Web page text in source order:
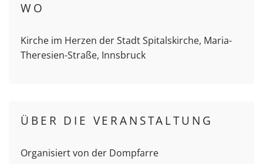
WO
Kirche im Herzen der Stadt Spitalskirche, Maria-
Theresien-Straße, Innsbruck
ÜBER DIE VERANSTALTUNG
Organisiert von der Dompfarre